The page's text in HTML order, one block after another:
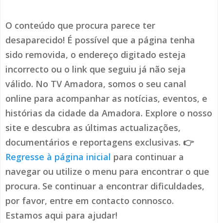
HISTÓRIAS DE ABRIL
O conteúdo que procura parece ter
desaparecido! É possível que a página tenha
sido removida, o endereço digitado esteja
incorrecto ou o link que seguiu já não seja
válido. No TV Amadora, somos o seu canal
online para acompanhar as notícias, eventos, e
histórias da cidade da Amadora. Explore o nosso
site e descubra as últimas actualizações,
documentários e reportagens exclusivas. 👉
Regresse à página inicial para continuar a
navegar ou utilize o menu para encontrar o que
procura. Se continuar a encontrar dificuldades,
por favor, entre em contacto connosco.
Estamos aqui para ajudar!